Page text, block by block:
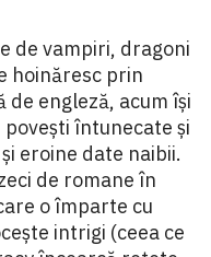
de vampiri, dragoni
hoinăresc prin
engleză, acum își
întunecate și
eroine date naibii.
de romane în
o împarte cu
intrigi (ceea ce